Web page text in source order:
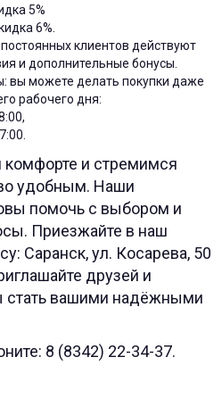
5%
6%.
клиентов действуют
и дополнительные бонусы.
вы можете делать покупки даже
рабочего дня:
и стремимся
удобным. Наши
помочь с выбором и
Приезжайте в наш
Саранск, ул. Косарева, 50
друзей и
стать вашими надёжными
8 (8342) 22-34-37.